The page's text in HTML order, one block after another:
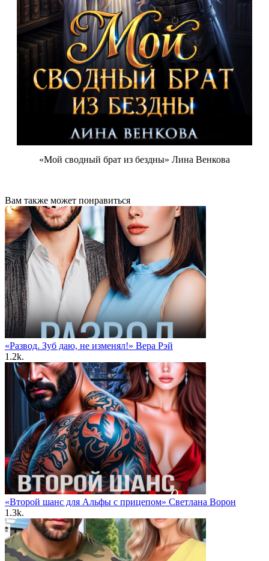
«Мой сводный брат из бездны» Лина Венкова
Вам также может понравиться
«Развод. Зуб даю, не изменял!» Вера Рэй
1.2k.
«Второй шанс для Альфы с прицепом» Светлана Ворон
1.3k.